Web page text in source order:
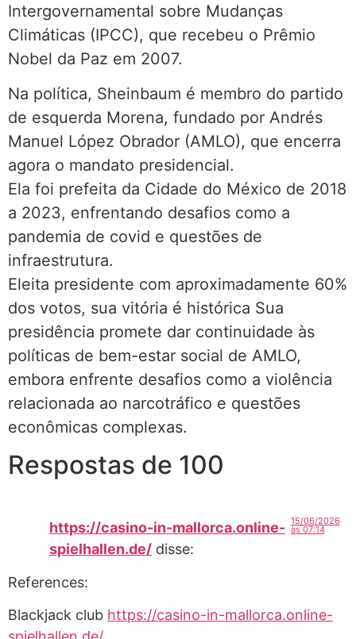
Intergovernamental sobre Mudanças
Climáticas (IPCC), que recebeu o Prêmio
Nobel da Paz em 2007.
Na política, Sheinbaum é membro do partido
de esquerda Morena, fundado por Andrés
Manuel López Obrador (AMLO), que encerra
agora o mandato presidencial.
Ela foi prefeita da Cidade do México de 2018
a 2023, enfrentando desafios como a
pandemia de covid e questões de
infraestrutura.
Eleita presidente com aproximadamente 60%
dos votos, sua vitória é histórica Sua
presidência promete dar continuidade às
políticas de bem-estar social de AMLO,
embora enfrente desafios como a violência
relacionada ao narcotráfico e questões
econômicas complexas​.
Respostas de 100
https://casino-in-mallorca.online-
spielhallen.de/ disse:
15/06/2026
às 07:14
References:
Blackjack club https://casino-in-mallorca.online-